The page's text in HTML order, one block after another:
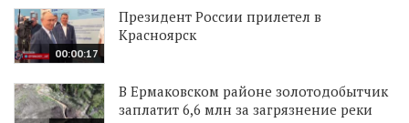
00:00:17
Президент России прилетел в
Красноярск
В Ермаковском районе золотодобытчик
заплатит 6,6 млн за загрязнение реки